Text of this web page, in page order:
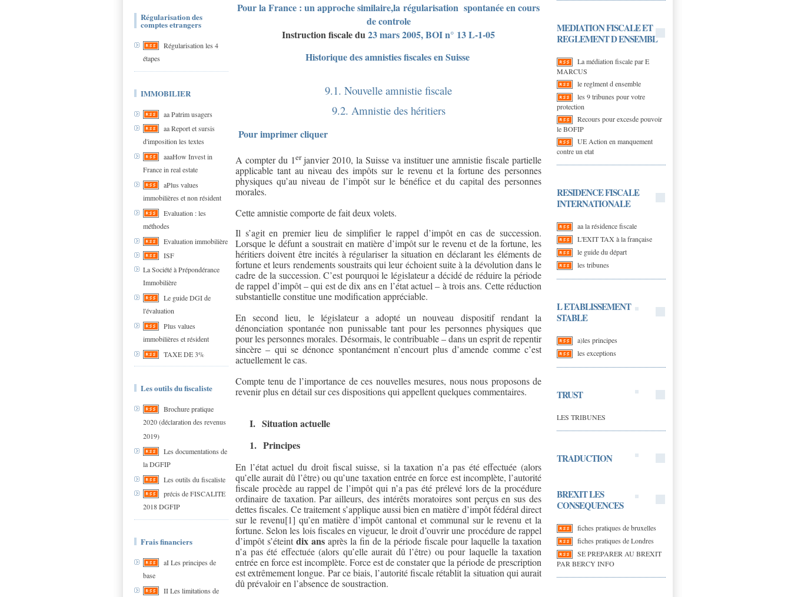
Régularisation des
comptes etrangers
Régularisation les 4
étapes
IMMOBILIER
aa Patrim usagers
aa Report et sursis
d'imposition les textes
aaaHow Invest in
France in real estate
aPlus values
immobilières et non résident
Evaluation : les
méthodes
Evaluation immobilière
ISF
La Société à Prépondérance
Immobilière
Le guide DGI de
l'évaluation
Plus values
immobilières et résident
TAXE DE 3%
Les outils du fiscaliste
Brochure pratique
2020 (déclaration des revenus
2019)
Les documentations de
la DGFIP
Les outils du fiscaliste
précis de FISCALITE
2018 DGFIP
Frais financiers
aI Les principes de
base
II Les limitations de
MEDIATION FISCALE ET
REGLEMENT D ENSEMBL
La médiation fiscale par E
MARCUS
le reglment d ensemble
les 9 tribunes pour votre
protection
Recours pour excesde pouvoir
le BOFIP
UE Action en manquement
contre un etat
RESIDENCE FISCALE
INTERNATIONALE
aa la résidence fiscale
L'EXIT TAX à la française
le guide du départ
les tribunes
L ETABLISSEMENT
STABLE
a)les principes
les exceptions
TRUST
LES TRIBUNES
TRADUCTION
BREXIT LES
CONSEQUENCES
fiches pratiques de bruxelles
fiches pratiques de Londres
SE PREPARER AU BREXIT
PAR BERCY INFO
Pour la France : un approche similaire,la régularisation spontanée en cours
de controle
Instruction fiscale du23 mars 2005, BOI n° 13 L-1-05
Historique des amnisties fiscales en Suisse
9.1. Nouvelle amnistie fiscale
9.2. Amnistie des héritiers
Pour imprimer cliquer
A compter du 1erjanvier 2010, la Suisse va instituer une amnistie fiscale partielle
applicable tant au niveau des impôts sur le revenu et la fortune des personnes
physiques qu’au niveau de l’impôt sur le bénéfice et du capital des personnes
morales.
Cette amnistie comporte de fait deux volets.
Il s’agit en premier lieu de simplifier le rappel d’impôt en cas de succession.
Lorsque le défunt a soustrait en matière d’impôt sur le revenu et de la fortune, les
héritiers doivent être incités à régulariser la situation en déclarant les éléments de
fortune et leurs rendements soustraits qui leur échoient suite à la dévolution dans le
cadre de la succession. C’est pourquoi le législateur a décidé de réduire la période
de rappel d’impôt – qui est de dix ans en l’état actuel – à trois ans. Cette réduction
substantielle constitue une modification appréciable.
En second lieu, le législateur a adopté un nouveau dispositif rendant la
dénonciation spontanée non punissable tant pour les personnes physiques que
pour les personnes morales. Désormais, le contribuable – dans un esprit de repentir
sincère – qui se dénonce spontanément n’encourt plus d’amende comme c’est
actuellement le cas.
Compte tenu de l’importance de ces nouvelles mesures, nous nous proposons de
revenir plus en détail sur ces dispositions qui appellent quelques commentaires.
I. Situation actuelle
1. Principes
En l’état actuel du droit fiscal suisse, si la taxation n’a pas été effectuée (alors
qu’elle aurait dû l’être) ou qu’une taxation entrée en force est incomplète, l’autorité
fiscale procède au rappel de l’impôt qui n’a pas été prélevé lors de la procédure
ordinaire de taxation. Par ailleurs, des intérêts moratoires sont perçus en sus des
dettes fiscales. Ce traitement s’applique aussi bien en matière d’impôt fédéral direct
sur le revenu[1] qu’en matière d’impôt cantonal et communal sur le revenu et la
fortune. Selon les lois fiscales en vigueur, le droit d’ouvrir une procédure de rappel
d’impôt s’éteint dix ans après la fin de la période fiscale pour laquelle la taxation
n’a pas été effectuée (alors qu’elle aurait dû l’être) ou pour laquelle la taxation
entrée en force est incomplète. Force est de constater que la période de prescription
est extrêmement longue. Par ce biais, l’autorité fiscale rétablit la situation qui aurait
dû prévaloir en l’absence de soustraction.